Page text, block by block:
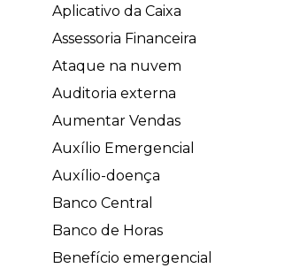
Aplicativo da Caixa
Assessoria Financeira
Ataque na nuvem
Auditoria externa
Aumentar Vendas
Auxílio Emergencial
Auxílio-doença
Banco Central
Banco de Horas
Benefício emergencial